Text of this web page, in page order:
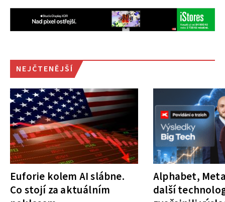
NEJČTENĚJŠÍ
Euforie kolem AI slábne.
Co stojí za aktuálním
Alphabet,
další